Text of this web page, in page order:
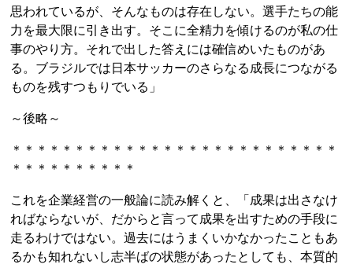
思われているが、そんなものは存在しない。選手たちの能
力を最大限に引き出す。そこに全精力を傾けるのが私の仕
事のやり方。それで出した答えには確信めいたものがあ
る。ブラジルでは日本サッカーのさらなる成長につながる
ものを残すつもりでいる」
～後略～
＊＊＊＊＊＊＊＊＊＊＊＊＊＊＊＊＊＊＊＊＊＊＊＊＊＊
＊＊＊＊＊＊＊＊＊＊
これを企業経営の一般論に読み解くと、「成果は出さなけ
ればならないが、だからと言って成果を出すための手段に
走るわけではない。過去にはうまくいかなかったこともあ
るかも知れないし志半ばの状態があったとしても、本質的